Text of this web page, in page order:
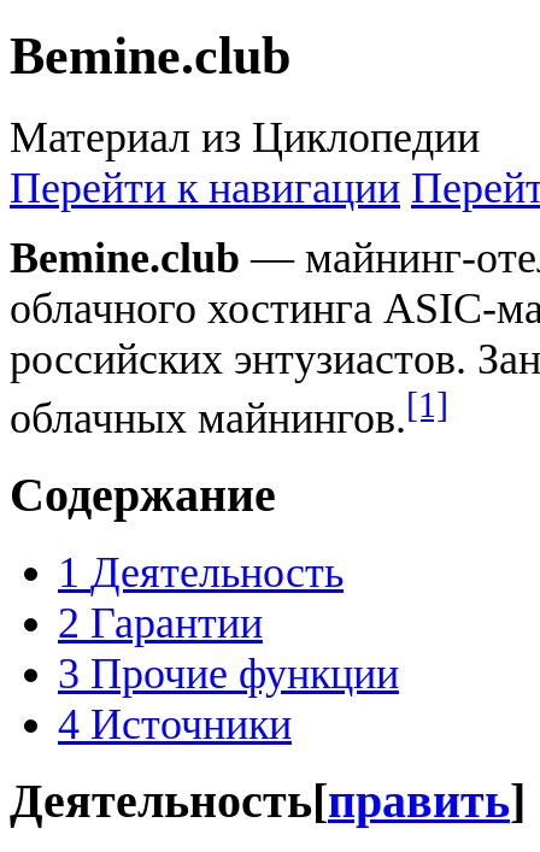
Bemine.club
Материал из Циклопедии
Перейти к навигации
Bemine.club — майнинг-
облачного хостинга ASIC-
российских энтузиастов.
облачных майнингов.[1]
Содержание
1 Деятельность
2 Гарантии
3 Прочие функции
4 Источники
Деятельность[править]